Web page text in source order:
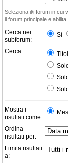
Seleziona il/i forum in cui
il forum principale e abilita
Cerca nei
subforum:
Sì
Cerca:
Mostra i
risultati come:
Ordina
risultati per:
Limita risultati
a: